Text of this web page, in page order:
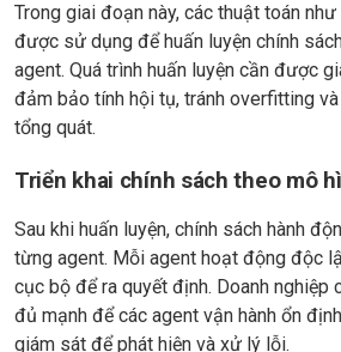
Trong giai đoạn này, các thuật toán
được sử dụng để huấn luyện chính
agent. Quá trình huấn luyện cần được
đảm bảo tính hội tụ, tránh overfitting
tổng quát.
Triển khai chính sách theo mô
Sau khi huấn luyện, chính sách hành
từng agent. Mỗi agent hoạt động độc
cục bộ để ra quyết định. Doanh nghiệp
đủ mạnh để các agent vận hành ổn
giám sát để phát hiện và xử lý lỗi.